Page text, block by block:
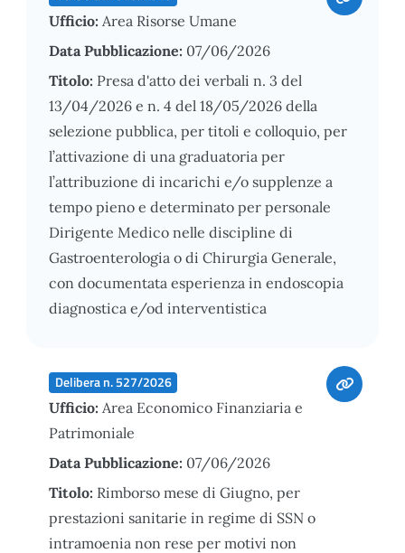
Ufficio: Area Risorse Umane
Data Pubblicazione: 07/06/2026
Titolo: Presa d'atto dei verbali n. 3 del
13/04/2026 e n. 4 del 18/05/2026 della
selezione pubblica, per titoli e colloquio, per
l’attivazione di una graduatoria per
l’attribuzione di incarichi e/o supplenze a
tempo pieno e determinato per personale
Dirigente Medico nelle discipline di
Gastroenterologia o di Chirurgia Generale,
con documentata esperienza in endoscopia
diagnostica e/od interventistica
Delibera n. 527/2026
Ufficio: Area Economico Finanziaria e
Patrimoniale
Data Pubblicazione: 07/06/2026
Titolo: Rimborso mese di Giugno, per
prestazioni sanitarie in regime di SSN o
intramoenia non rese per motivi non